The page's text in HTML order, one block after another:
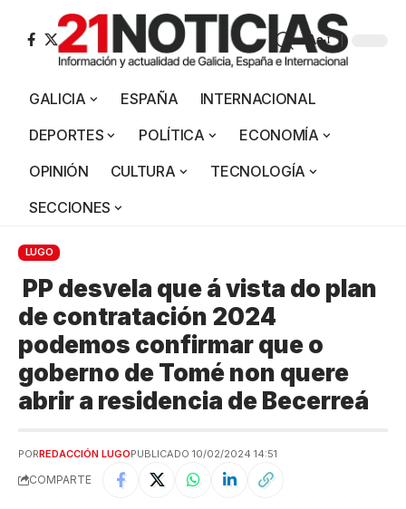
Aa
GALICIA ESPAÑA
INTERNACIONAL
DEPORTES
POLÍTICA
ECONOMÍA
OPINIÓN
CULTURA
TECNOLOGÍA
SECCIONES
LUGO
PP desvela que á vista do plan
de contratación 2024
podemos confirmar que o
goberno de Tomé non quere
abrir a residencia de Becerreá
PORREDACCIÓN LUGOPUBLICADO 10/02/2024 14:51
COMPARTE